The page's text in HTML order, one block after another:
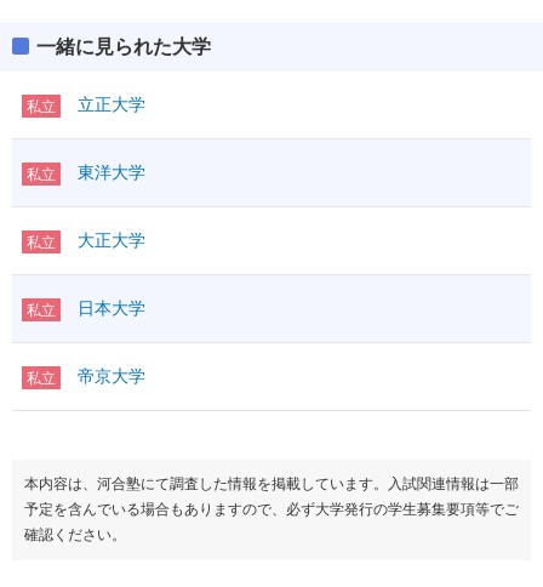
一緒に見られた大学
私立 立正大学
私立 東洋大学
私立 大正大学
私立 日本大学
私立 帝京大学
本内容は、河合塾にて調査した情報を掲載しています。入試関連情報は一部
予定を含んでいる場合もありますので、必ず大学発行の学生募集要項等でご
確認ください。